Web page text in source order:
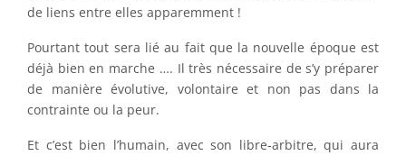
de liens entre elles apparemment !
Pourtant tout sera lié au fait que la nouvelle époque est
déjà bien en marche …. Il très nécessaire de s’y préparer
de manière évolutive, volontaire et non pas dans la
contrainte ou la peur.
Et c’est bien l’humain, avec son libre-arbitre, qui aura